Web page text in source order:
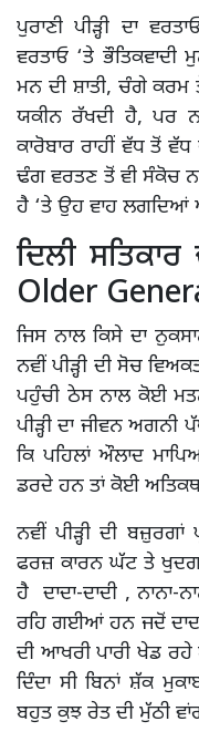
ਪੁਰਾਣੀ ਪੀੜ੍ਹੀ ਦਾ
ਵਰਤਾਓ ‘ਤੇ ਭੌਤਿਕਵਾਦੀ
ਮਨ ਦੀ ਸ਼ਾਤੀ, ਚੰਗੇ ਕਰਮ
ਯਕੀਨ ਰੱਖਦੀ ਹੈ, ਪਰ
ਕਾਰੋਬਾਰ ਰਾਹੀਂ ਵੱਧ ਤੋਂ
ਢੰਗ ਵਰਤਣ ਤੋਂ ਵੀ ਸੰਕੋਚ
ਹੈ ‘ਤੇ ਉਹ ਵਾਹ ਲਗਦਿਆਂ
ਦਿਲੀ ਸਤਿਕਾਰ
Older
ਜਿਸ ਨਾਲ ਕਿਸੇ ਦਾ
ਨਵੀਂ ਪੀੜ੍ਹੀ ਦੀ ਸੋਚ
ਪਹੁੰਚੀ ਠੇਸ ਨਾਲ ਕੋਈ
ਪੀੜ੍ਹੀ ਦਾ ਜੀਵਨ
ਕਿ ਪਹਿਲਾਂ ਔਲਾਦ
ਡਰਦੇ ਹਨ ਤਾਂ ਕੋਈ
ਨਵੀਂ ਪੀੜ੍ਹੀ ਦੀ ਬਜ਼ੁਰਗਾਂ
ਫਰਜ਼ ਕਾਰਨ ਘੱਟ ਤੇ
ਹੈ ਦਾਦਾ-ਦਾਦੀ , ਨਾਨਾ-
ਰਹਿ ਗਈਆਂ ਹਨ ਜਦੋਂ
ਦੀ ਆਖਰੀ ਪਾਰੀ ਖੇਡ
ਦਿੰਦਾ ਸੀ ਬਿਨਾਂ ਸ਼ੱਕ
ਬਹੁਤ ਕੁਝ ਰੇਤ ਦੀ ਮੁੱਠੀ